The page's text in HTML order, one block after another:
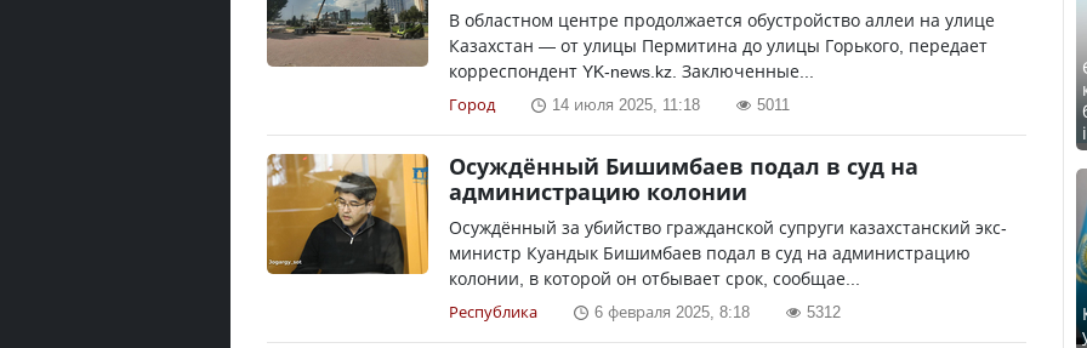
В областном центре продолжается обустройство аллеи на улице
Казахстан — от улицы Пермитина до улицы Горького, передает
корреспондент YK-news.kz. Заключенные...
Город 14 июля 2025, 11:18 5011
Осуждённый Бишимбаев подал в суд на
администрацию колонии
Осуждённый за убийство гражданской супруги казахстанский экс-
министр Куандык Бишимбаев подал в суд на администрацию
колонии, в которой он отбывает срок, сообщае...
Республика 6 февраля 2025, 8:18 5312